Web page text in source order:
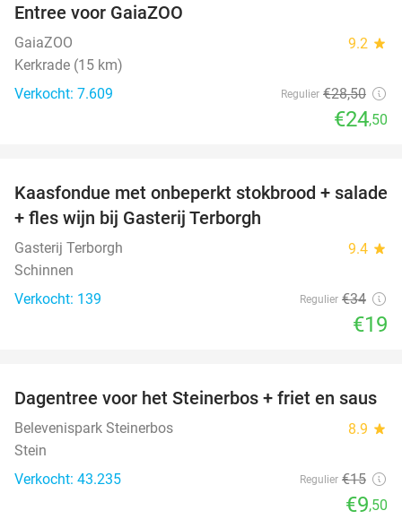
Entree voor GaiaZOO
GaiaZOO 9.2 star
Kerkrade (15 km)
Verkocht: 7.609
Regulier €28,50
€24,50
44%
Kaasfondue met onbeperkt stokbrood + salade
+ fles wijn bij Gasterij Terborgh
Gasterij Terborgh 9.4 star
Schinnen
Verkocht: 139
Regulier €34
€19
37%
Dagentree voor het Steinerbos + friet en saus
Belevenispark Steinerbos 8.9 star
Stein
Verkocht: 43.235
Regulier €15
€9,50